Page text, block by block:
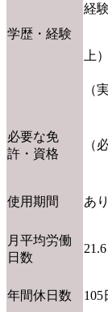
学歴・経験
経
上）
（
必要な免
許・資格
（
使用期間 あ
月平均労働
日数
21.6
年間休日数 105